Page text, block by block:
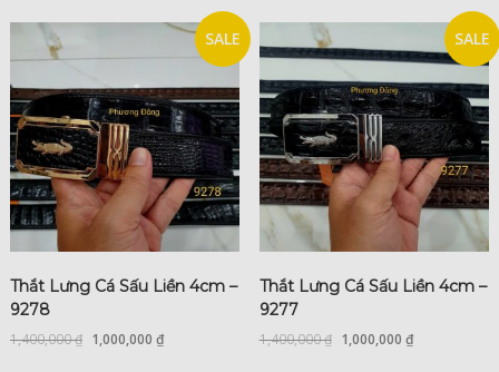
SALE
Thắt Lưng Cá Sấu Liền 4cm –
9278
1,400,000₫ 1,000,000 ₫
SALE
Thắt Lưng Cá Sấu Liền 4cm –
9277
1,400,000₫ 1,000,000 ₫